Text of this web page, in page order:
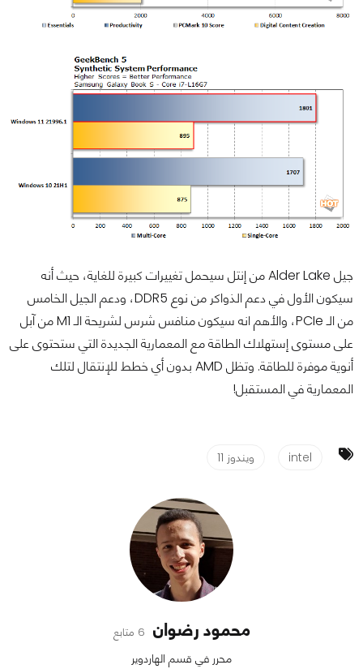
جيل Alder Lake من إنتل سيحمل تغييرات كبيرة للغاية، حيث أنه
سيكون الأول في دعم الذواكر من نوع DDR5، ودعم الجيل الخامس
من الـ PCIe، والأهم انه سيكون منافس شرس لشريحة الـ M1 من آبل
على مستوى إستهلاك الطاقة مع المعمارية الجديدة التي ستحتوى على
أنوية موفرة للطاقة. وتظل AMD بدون أي خطط للإنتقال لتلك
المعمارية في المستقبل!
intel ويندوز 11
محمود رضوان 6 متابع
محرر في قسم الهاردوير